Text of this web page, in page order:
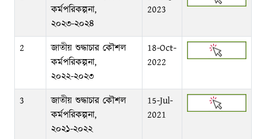
কর্মপরিকল্পনা,
২০২৩-২০২৪
2023
2
জাতীয় শুদ্ধাচার কৌশল
কর্মপরিকল্পনা,
২০২২-২০২৩
18-Oct-
2022
3
জাতীয় শুদ্ধাচার কৌশল
কর্মপরিকল্পনা,
২০২১-২০২২
15-Jul-
2021